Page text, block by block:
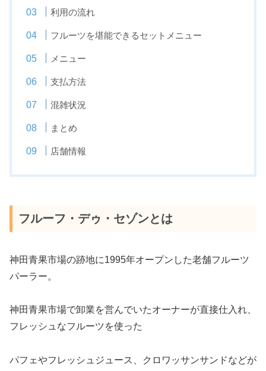
利用の流れ
フルーツを堪能できるセットメニュー
メニュー
支払方法
混雑状況
まとめ
店舗情報
フルーフ・デゥ・セゾンとは
神田青果市場の跡地に1995年オープンした老舗フルーツ
パーラー。
神田青果市場で卸業を営んでいたオーナーが直接仕入れ、
フレッシュなフルーツを使った
パフェやフレッシュジュース、クロワッサンサンドなどが